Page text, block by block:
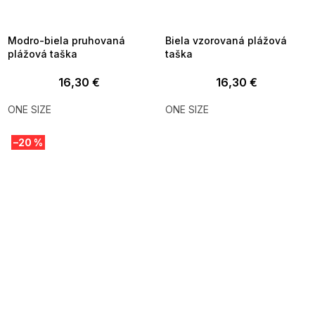
Modro-biela pruhovaná
plážová taška
16,30 €
ONE SIZE
Biela vzorovaná plážová
taška
16,30 €
ONE SIZE
–20 %